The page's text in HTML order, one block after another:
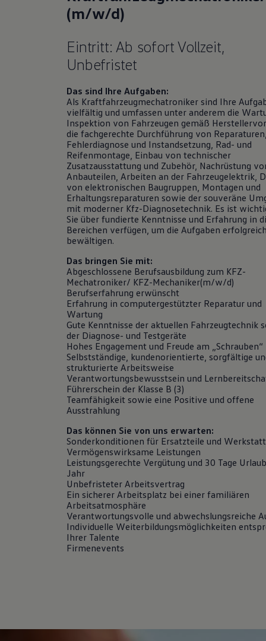
Hybridautos
Marke und Erlebnis
R-Modelle
R Experience
Driving Experience
Volkswagen entdecken
Factory visit
Lifestyle Shop
T-Roc Kollektion
Golf Kollektion
ID. Kollektion
Volkswagen Kollektion
R-Kollektion
GTI Kollektion
Fußball Drop
we drive football
#wedriveproud
Besitzer und Service
myVolkswagen
Software Updates
Service und Ersatzteile
Reparaturen und Checks
Motorenöl und Flüssigkeiten
Räder und Reifen
Pannen- und Unfallhilfe
Economy Service
Volkswagen Teile
Zubehör
Modellspezifisches Zubehör
Schutz und Pflege
Transport
Entertainment und Elektronik
Individualisieren
Wallbox und Ladekabel
Digitale Extras
Dienste für Ihr Modell finden
Volkswagen Apps, Login und Shop
Handy und Fahrzeug verbinden
Updates für Software, Karten und Radio
Über Ihr Auto
Vorgängermodelle
Kundeninformationen
Volkswagen Kundenbetreuung
Warn- und Kontrollleuchten
Assistenzsysteme
Digitale Betriebsanleitung
Live Beratung
Magazin
Lifestyle
(m/w/d)
Eintritt: Ab sofort Vollzeit,
Unbefristet
Das sind Ihre Aufgaben:
Als Kraftfahrzeugmechatroniker sind Ihre
vielfältig und umfassen unter anderem die
Inspektion von Fahrzeugen gemäß
die fachgerechte Durchführung von Reparaturen,
Fehlerdiagnose und Instandsetzung, Rad- und
Reifenmontage, Einbau von technischer
Zusatzausstattung und Zubehör, Nachrüstung
Anbauteilen, Arbeiten an der Fahrzeugelektrik,
von elektronischen Baugruppen, Montagen und
Erhaltungsreparaturen sowie der souveräne
mit moderner Kfz-Diagnosetechnik. Es ist
Sie über fundierte Kenntnisse und Erfahrung in
Bereichen verfügen, um die Aufgaben
bewältigen.
Das bringen Sie mit:
Abgeschlossene Berufsausbildung zum KFZ-
Mechatroniker/ KFZ-Mechaniker(m/w/d)
Berufserfahrung erwünscht
Erfahrung in computergestützter Reparatur und
Wartung
Gute Kenntnisse der aktuellen Fahrzeugtechnik
der Diagnose- und Testgeräte
Hohes Engagement und Freude am „Schrauben“
Selbstständige, kundenorientierte, sorgfältige
strukturierte Arbeitsweise
Verantwortungsbewusstsein und
Führerschein der Klasse B (3)
Teamfähigkeit sowie eine Positive und offene
Ausstrahlung
Das können Sie von uns erwarten:
Sonderkonditionen für Ersatzteile und Werkstatt
Vermögenswirksame Leistungen
Leistungsgerechte Vergütung und 30 Tage
Jahr
Unbefristeter Arbeitsvertrag
Ein sicherer Arbeitsplatz bei einer familiären
Arbeitsatmosphäre
Verantwortungsvolle und abwechslungsreiche
Individuelle Weiterbildungsmöglichkeiten
Ihrer Talente
Firmenevents